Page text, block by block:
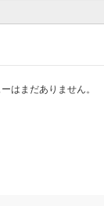
はまだありません。